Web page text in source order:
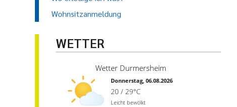
Wohnsitzanmeldung
WETTER
Wetter Durmersheim
Donnerstag, 06.08.2026
20 / 29°C
Leicht bewölkt